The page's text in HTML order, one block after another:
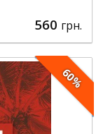
560 грн.
60%